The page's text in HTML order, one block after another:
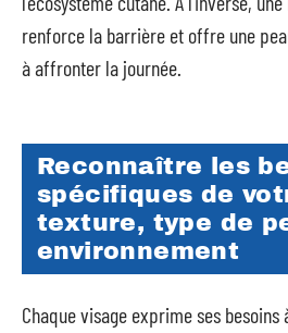
renforce la barrière et offre une
à affronter la journée.
Reconnaître les
spécifiques de
texture, type de
environnement
Chaque visage exprime ses besoins